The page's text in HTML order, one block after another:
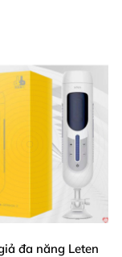
đa năng Leten